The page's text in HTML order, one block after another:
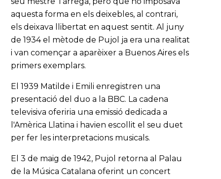
aquesta forma en els deixebles, al contrari,
els deixava llibertat en aquest sentit. Al juny
de 1934 el mètode de Pujol ja era una realitat
i van començar a aparèixer a Buenos Aires els
primers exemplars.
El 1939 Matilde i Emili enregistren una
presentació del duo a la BBC. La cadena
televisiva oferiria una emissió dedicada a
l'Amèrica Llatina i havien escollit el seu duet
per fer les interpretacions musicals.
El 3 de maig de 1942, Pujol retorna al Palau
de la Música Catalana oferint un concert